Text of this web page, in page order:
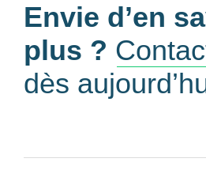
Envie d’en
plus ?
dès